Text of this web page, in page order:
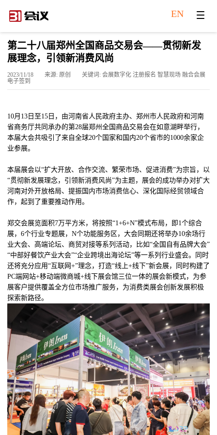
EN
第二十八届郑州全国商品交易会——贯彻新发
展理念，引领新消费风尚
2023/11/18 来源: 原创
关键词: 会展数字化 注册报名 智慧现场 融合会展
电子签到
10月13日至15日，由河南省人民政府主办、郑州市人民政府和河南
省商务厅共同承办的第28届郑州全国商品交易会在如意湖畔举行，
本届大会共吸引了来自全球20个国家和国内20个省市的1000余家企
业参展。
本届展会以“扩大开放、合作交流、繁荣市场、促进消费”为宗旨，以
“贯彻新发展理念，引领新消费风尚”为主题，展会的成功举办对扩大
河南对外开放格局、提振国内市场消费信心、深化国际经贸领域合
作，起到了重要推动作用。
郑交会展览面积7万平方米，将按照“1+6+N”模式布局，即1个综合
展，6个行业专题展，N个功能服务区，大会同期还将举办10余场行
业大会、高端论坛、商贸对接等系列活动，比如“全国自有品牌大会”
“中部好餐饮产业大会”“企业跨境出海论坛”等一系列行业盛会。同时
还将充分应用“互联网+”理念，打造“线上+线下”新会展，同时构建了
PC端网站+移动端微商城+线下展会馆三位一体的展会新模式，为参
展客户提供覆盖全方位市场推广服务，为消费类展会创新发展积极
探索新路径。